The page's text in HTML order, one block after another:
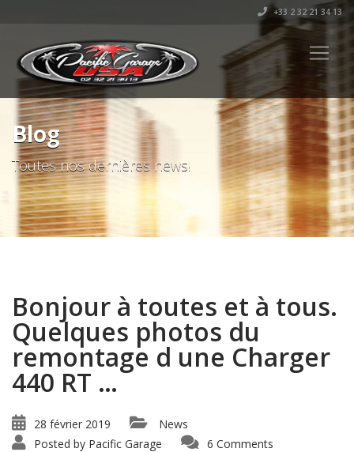
+33 2 32 21 34 13
Blog
Toutes nos dernières news!
Bonjour à toutes et à tous.
Quelques photos du
remontage d une Charger
440 RT …
28 février 2019
News
Posted by Pacific Garage 6 Comments